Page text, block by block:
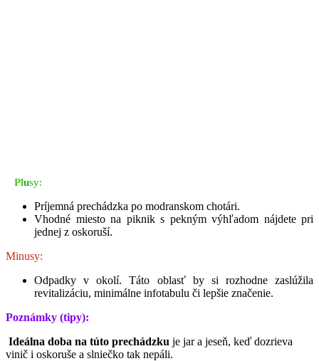
Plusy:
Príjemná prechádzka po modranskom chotári.
Vhodné miesto na piknik s pekným výhľadom nájdete pri
jednej z oskoruší.
Minusy:
Odpadky v okolí. Táto oblasť by si rozhodne zaslúžila
revitalizáciu, minimálne infotabulu či lepšie značenie.
Poznámky (tipy):
Ideálna doba na túto prechádzku je jar a jeseň, keď dozrieva
vinič i oskoruše a slniečko tak nepáli.